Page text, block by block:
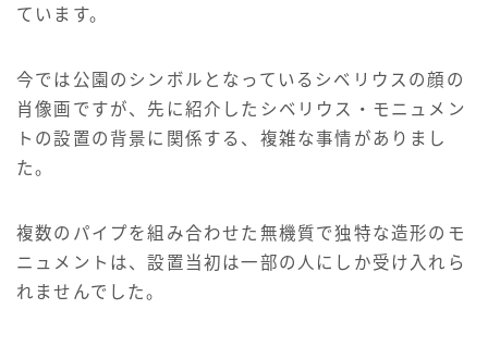
ています。
今では公園のシンボルとなっているシベリウスの顔の
肖像画ですが、先に紹介したシベリウス・モニュメン
トの設置の背景に関係する、複雑な事情がありまし
た。
複数のパイプを組み合わせた無機質で独特な造形のモ
ニュメントは、設置当初は一部の人にしか受け入れら
れませんでした。